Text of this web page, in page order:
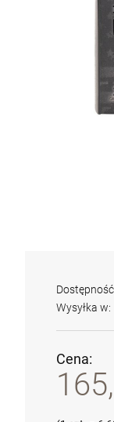
Wysyłka w:
Cena: